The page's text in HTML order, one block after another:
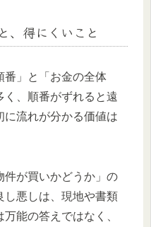
、得にくいこと
番」と「お金の全体
く、順番がずれると遠
に流れが分かる価値は
件が買いかどうか」の
し悪しは、現地や書類
能の答えではなく、